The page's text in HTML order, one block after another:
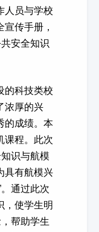
人员与学校
传手册，
安全知识
的科技类校
浓厚的兴
的成绩。本
课程。此次
识与航模
具有航模兴
通过此次
，使学生明
帮助学生